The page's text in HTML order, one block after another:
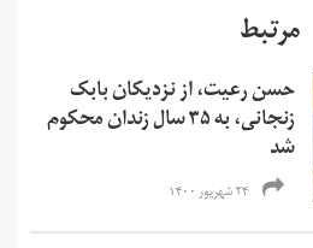
مرتبط
حسن رعیت، از نزدیکان بابک
زنجانی، به ۳۵ سال زندان محکوم
شد
۲۴ شهریور ۱۴۰۰